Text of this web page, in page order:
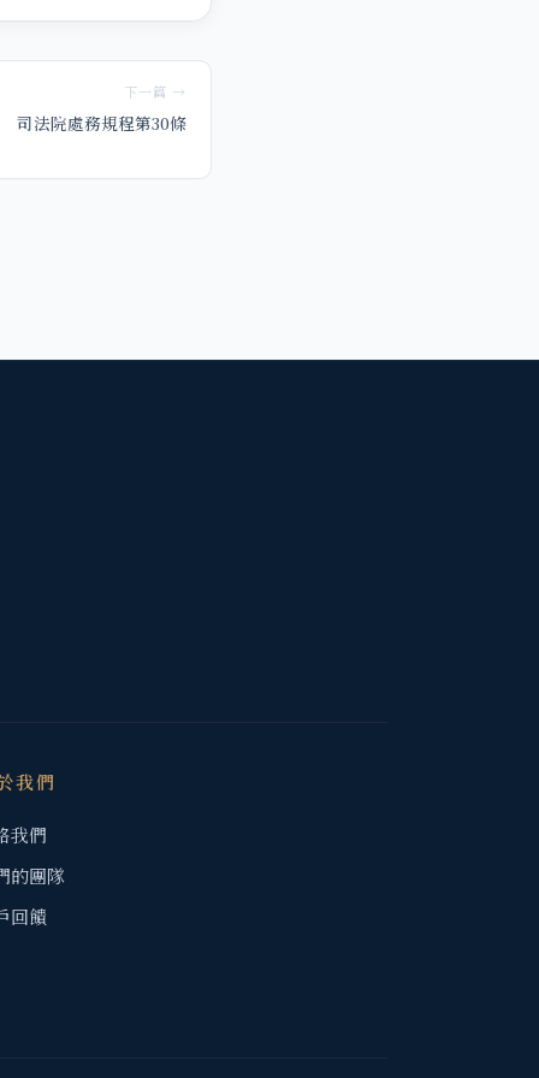
下一篇 →
司法院處務規程第30條
我們
我們
的團隊
回饋